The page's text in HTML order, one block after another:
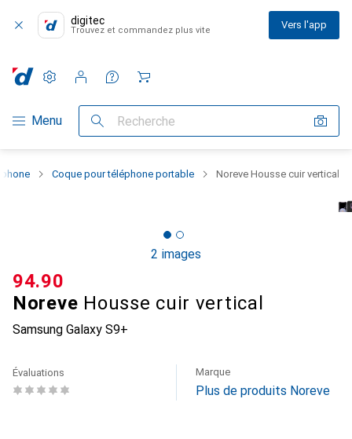
digitec
Trouvez et commandez plus vite Vers l'app
Navigation par catégorie
Menu Recherche
Paramètres
Compte client
Listes de comparaison
Listes d'envies
Panier
Coque pour téléphone portable Noreve Housse cuir vertical
2 images
Noreve Housse cuir vertical
Samsung Galaxy S9+
CHF
94.90
Évaluations Marque
Plus de produits Noreve